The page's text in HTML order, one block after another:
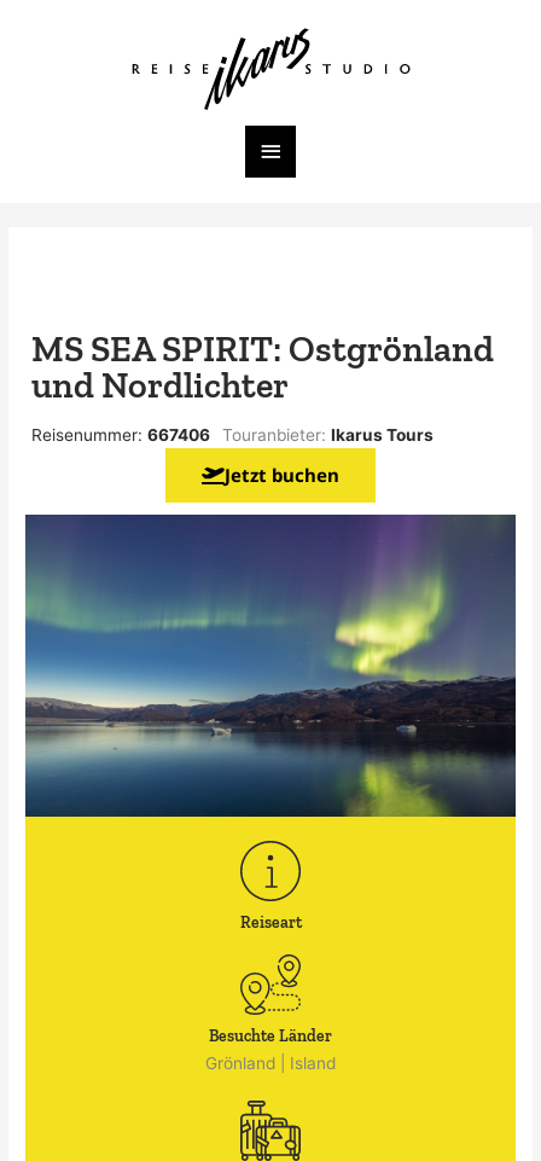
Hauptmenü
MS SEA SPIRIT: Ostgrönland
und Nordlichter
Reisenummer:667406 Touranbieter:Ikarus Tours
Jetzt buchen
Reiseart
Besuchte Länder
Grönland Island